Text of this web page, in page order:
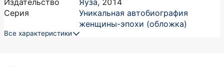
Издательство
Яуза, 2014
Серия
Уникальная автобиография
женщины-эпохи (обложка)
Все характеристики